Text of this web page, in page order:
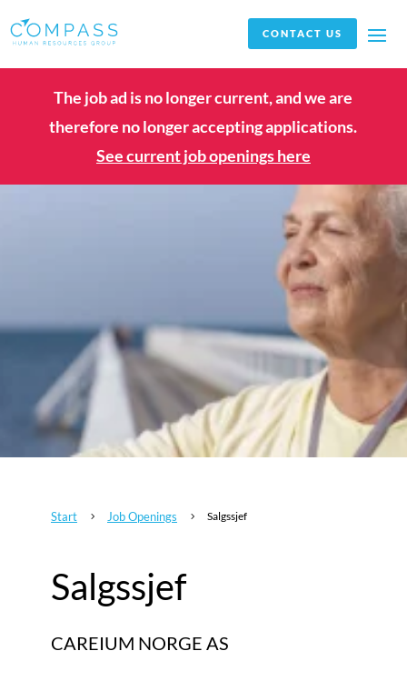
CONTACT US
The job ad is no longer current, and we are
therefore no longer accepting applications.
See current job openings here
Start 5 Job Openings 5 Salgssjef
Salgssjef
CAREIUM NORGE AS